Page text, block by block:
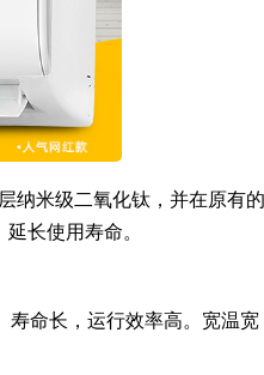
纳米级二氧化钛，并在原有的
长使用寿命。
寿命长，运行效率高。宽温宽